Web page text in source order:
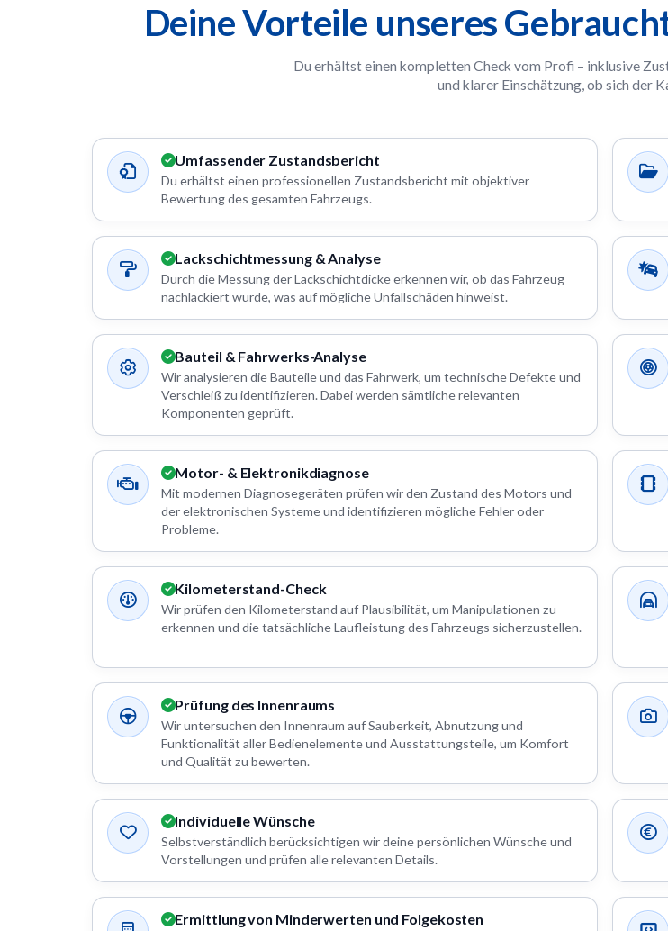
Deine Vorteile unseres
Du erhältst einen kompletten Check vom Profi – inklusive
und klarer Einschätzung, ob sich der
Umfassender Zustandsbericht
Du erhältst einen professionellen Zustandsbericht mit objektiver
Bewertung des gesamten Fahrzeugs.
Lackschichtmessung & Analyse
Durch die Messung der Lackschichtdicke erkennen wir, ob das Fahrzeug
nachlackiert wurde, was auf mögliche Unfallschäden hinweist.
Bauteil & Fahrwerks-Analyse
Wir analysieren die Bauteile und das Fahrwerk, um technische Defekte und
Verschleiß zu identifizieren. Dabei werden sämtliche relevanten
Komponenten geprüft.
Motor- & Elektronikdiagnose
Mit modernen Diagnosegeräten prüfen wir den Zustand des Motors und
der elektronischen Systeme und identifizieren mögliche Fehler oder
Probleme.
Kilometerstand-Check
Wir prüfen den Kilometerstand auf Plausibilität, um Manipulationen zu
erkennen und die tatsächliche Laufleistung des Fahrzeugs sicherzustellen.
Prüfung des Innenraums
Wir untersuchen den Innenraum auf Sauberkeit, Abnutzung und
Funktionalität aller Bedienelemente und Ausstattungsteile, um Komfort
und Qualität zu bewerten.
Individuelle Wünsche
Selbstverständlich berücksichtigen wir deine persönlichen Wünsche und
Vorstellungen und prüfen alle relevanten Details.
Ermittlung von Minderwerten und Folgekosten